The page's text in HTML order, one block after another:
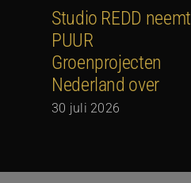
Studio REDD neemt
PUUR
Groenprojecten
Nederland over
30 juli 2026